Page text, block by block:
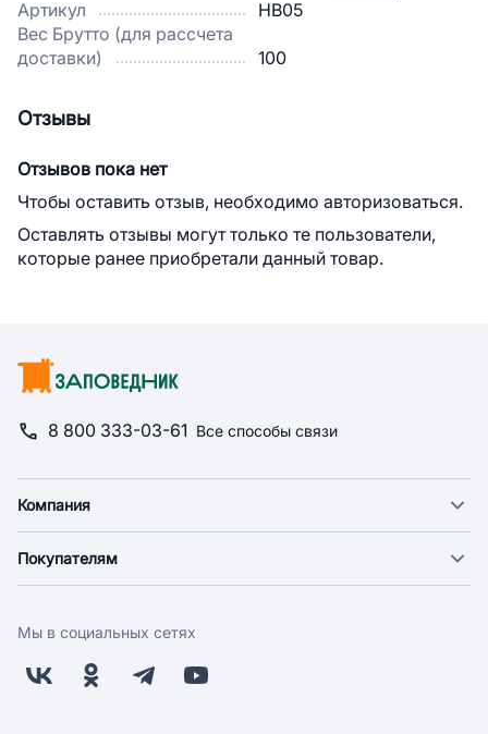
0659510033079
Артикул
HB05
Вес Брутто (для рассчета
доставки)
100
Отзывы
Отзывов пока нет
Чтобы оставить отзыв, необходимо авторизоваться.
Оставлять отзывы могут только те пользователи,
которые ранее приобретали данный товар.
8 800 333-03-61 Все способы связи
Компания
Новости
Поставщикам
Заводчикам
Покупателям
Оплата
Бонусная программа
Мы в социальных сетях